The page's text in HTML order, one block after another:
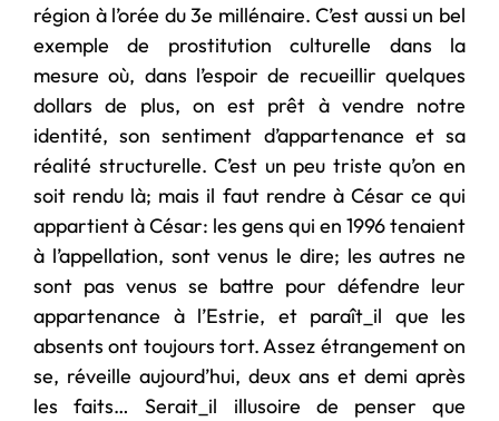
région à l’orée du 3e millénaire. C’est aussi un bel
exemple de prostitution culturelle dans la
mesure où, dans l’espoir de recueillir quelques
dollars de plus, on est prêt à vendre notre
identité, son sentiment d’appartenance et sa
réalité structurelle. C’est un peu triste qu’on en
soit rendu là; mais il faut rendre à César ce qui
appartient à César: les gens qui en 1996 tenaient
à l’appellation, sont venus le dire; les autres ne
sont pas venus se battre pour défendre leur
appartenance à l’Estrie, et paraît_il que les
absents ont toujours tort. Assez étrangement on
se, réveille aujourd’hui, deux ans et demi après
les faits… Serait_il illusoire de penser que